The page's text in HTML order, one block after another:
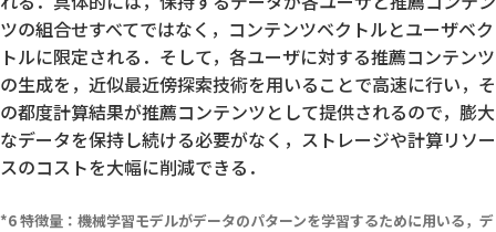
ツの組合せすべてではなく，コンテンツベクトルとユーザベク
トルに限定される．そして，各ユーザに対する推薦コンテンツ
の生成を，近似最近傍探索技術を用いることで高速に行い，そ
の都度計算結果が推薦コンテンツとして提供されるので，膨大
なデータを保持し続ける必要がなく，ストレージや計算リソー
スのコストを大幅に削減できる．
特徴量：機械学習モデルがデータのパターンを学習するために用いる，デ